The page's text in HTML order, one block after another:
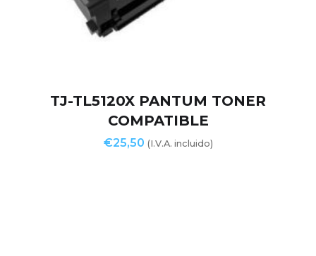
TJ-TL5120X PANTUM TONER
COMPATIBLE
€25,50 (I.V.A. incluido)